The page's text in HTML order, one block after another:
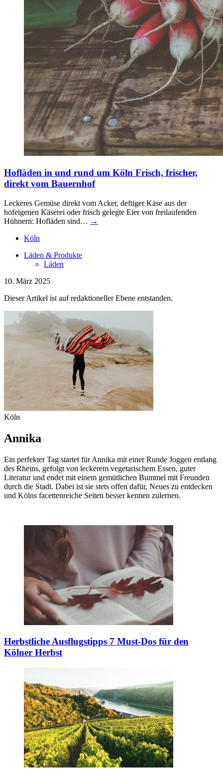
Hofläden in und rund um Köln Frisch, frischer,
direkt vom Bauernhof
Leckeres Gemüse direkt vom Acker, deftiger Käse aus der
hofeigenen Käserei oder frisch gelegte Eier von freilaufenden
Hühnern: Hofläden sind… →
Köln
Läden & Produkte
Läden
10. März 2025
Dieser Artikel ist auf redaktioneller Ebene entstanden.
Köln
Annika
Ein perfekter Tag startet für Annika mit einer Runde Joggen entlang
des Rheins, gefolgt von leckerem vegetarischem Essen, guter
Literatur und endet mit einem gemütlichen Bummel mit Freunden
durch die Stadt. Dabei ist sie stets offen dafür, Neues zu entdecken
und Kölns facettenreiche Seiten besser kennen zulernen.
Herbstliche Ausflugstipps 7 Must-Dos für den
Kölner Herbst